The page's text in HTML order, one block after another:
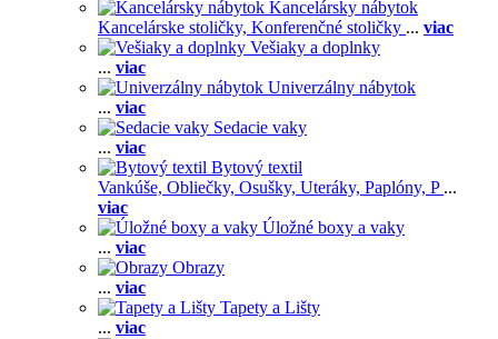
Kancelársky nábytok
Kancelárske stoličky, Konferenčné stoličky ... viac
Vešiaky a doplnky
... viac
Univerzálny nábytok
... viac
Sedacie vaky
... viac
Bytový textil
Vankúše, Obliečky, Osušky, Uteráky, Paplóny, P ...
viac
Úložné boxy a vaky
... viac
Obrazy
... viac
Tapety a Lišty
... viac